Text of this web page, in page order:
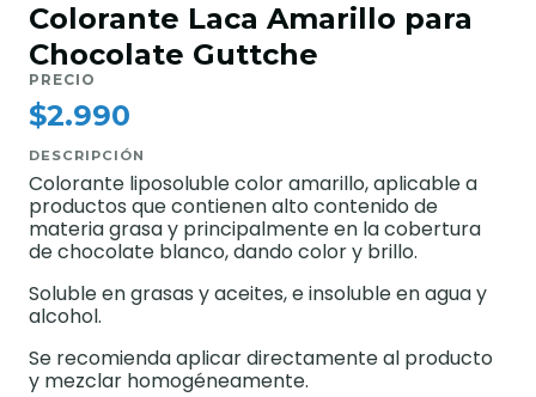
Colorante Laca Amarillo para
Chocolate Guttche
PRECIO
$2.990
DESCRIPCIÓN
Colorante liposoluble color amarillo, aplicable a
productos que contienen alto contenido de
materia grasa y principalmente en la cobertura
de chocolate blanco, dando color y brillo.
Soluble en grasas y aceites, e insoluble en agua y
alcohol.
Se recomienda aplicar directamente al producto
y mezclar homogéneamente.